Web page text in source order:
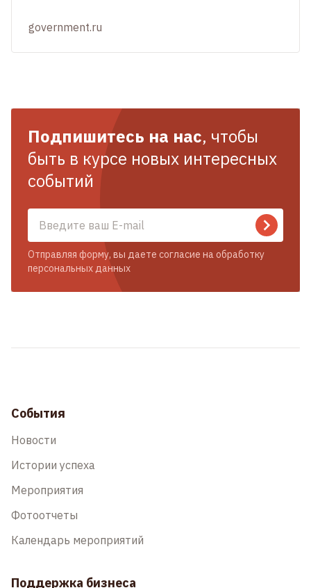
government.ru
Подпишитесь на нас, чтобы
быть в курсе новых интересных
событий
Отправляя форму, вы даете согласие на обработку
персональных данных
События
Новости
Истории успеха
Мероприятия
Фотоотчеты
Календарь мероприятий
Поддержка бизнеса